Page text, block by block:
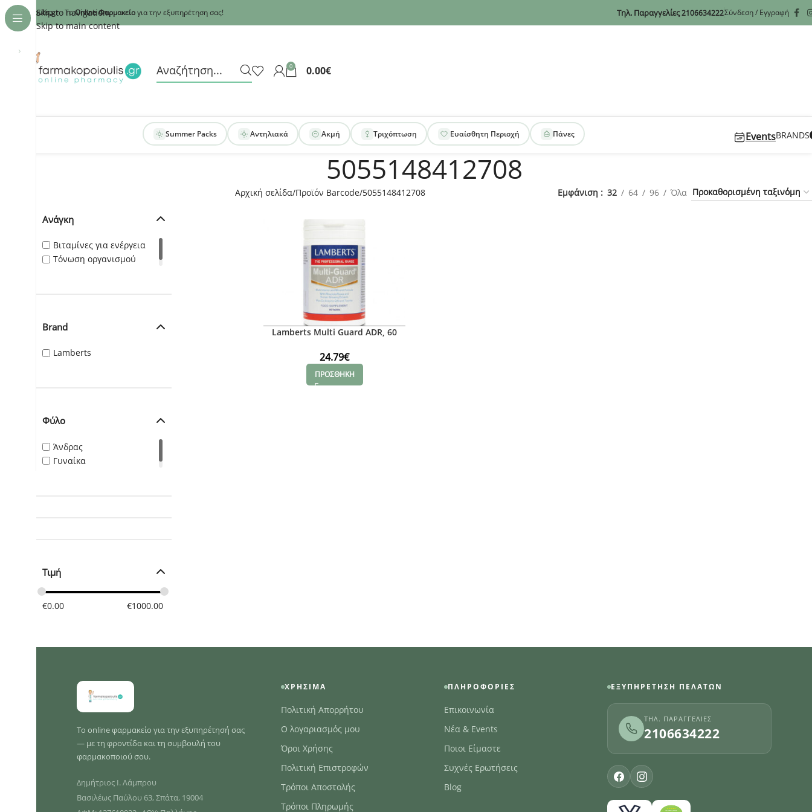
Skip to navigation
Skip to main content
›
- ΤοOnline Φαρμακείογια την εξυπηρέτηση σας! Τηλ. Παραγγελίες2106634222Σύνδεση / Εγγραφή
0 0.00€
Summer Packs Αντηλιακά Ακμή Τριχόπτωση Ευαίσθητη Περιοχή Πάνες EventsBRANDS
5055148412708
Ανάγκη
Βιταμίνες για ενέργεια
Τόνωση οργανισμού
Brand
Lamberts
Φύλο
Άνδρας
Γυναίκα
Τιμή
€0.00 €1000.00
Αρχική σελίδα Προϊόν Barcode 5055148412708 Εμφάνιση 32 64 96 Όλα
Lamberts Multi Guard ADR, 60
24.79€
ΠΡΟΣΘΗΚΗ
Το online φαρμακείο για την εξυπηρέτησή σας
— με τη φροντίδα και τη συμβουλή του
φαρμακοποιού σου.
Δημήτριος Ι. Λάμπρου
Βασιλέως Παύλου 63, Σπάτα, 19004
ΧΡΉΣΙΜΑ
Πολιτική Απορρήτου
Ο λογαριασμός μου
Όροι Χρήσης
Πολιτική Επιστροφών
Τρόποι Αποστολής
Τρόποι Πληρωμής
ΠΛΗΡΟΦΟΡΊΕΣ
Επικοινωνία
Νέα & Events
Ποιοι Είμαστε
Συχνές Ερωτήσεις
Blog
ΕΞΥΠΗΡΈΤΗΣΗ ΠΕΛΑΤΏΝ
ΤΗΛ. ΠΑΡΑΓΓΕΛΊΕΣ
2106634222